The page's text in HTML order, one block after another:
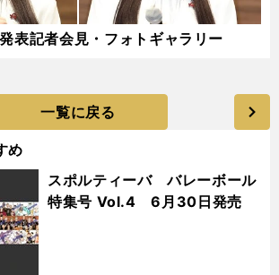
表記者会見・フォトギャラリー
一覧に戻る
め
スポルティーバ バレーボール
特集号 Vol.4 6月30日発売